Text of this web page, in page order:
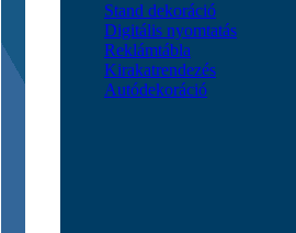
Stand dekoráció
Digitális nyomtatás
Reklámtábla
Kirakatrendezés
Autódekoráció